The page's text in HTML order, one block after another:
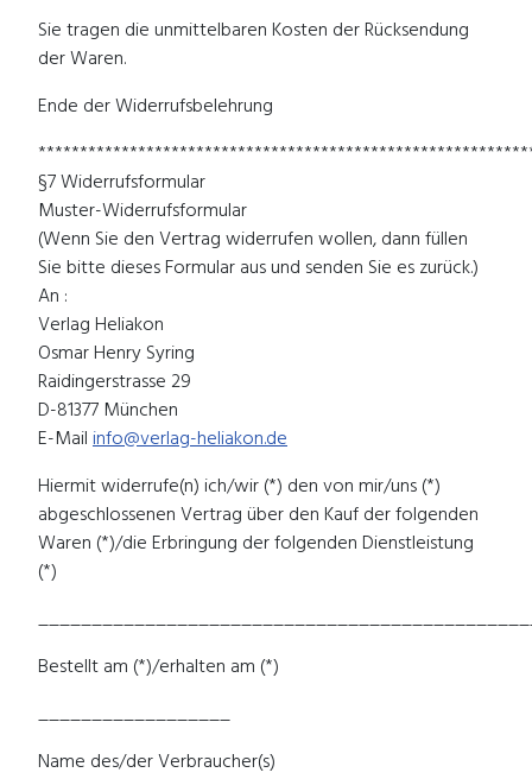
Sie tragen die unmittelbaren Kosten der Rücksendung
der Waren.
Ende der Widerrufsbelehrung
§7 Widerrufsformular
Muster-Widerrufsformular
(Wenn Sie den Vertrag widerrufen wollen, dann füllen
Sie bitte dieses Formular aus und senden Sie es zurück.)
An :
Verlag Heliakon
Osmar Henry Syring
Raidingerstrasse 29
D-81377 München
E-Mailinfo@verlag-heliakon.de
Hiermit widerrufe(n) ich/wir (*) den von mir/uns (*)
abgeschlossenen Vertrag über den Kauf der folgenden
Waren (*)/die Erbringung der folgenden Dienstleistung
(*)
Bestellt am (*)/erhalten am (*)
__________________
Name des/der Verbraucher(s)